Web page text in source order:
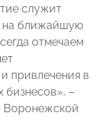
служит
на ближайшую
отмечаем
привлечения в
–
Воронежской